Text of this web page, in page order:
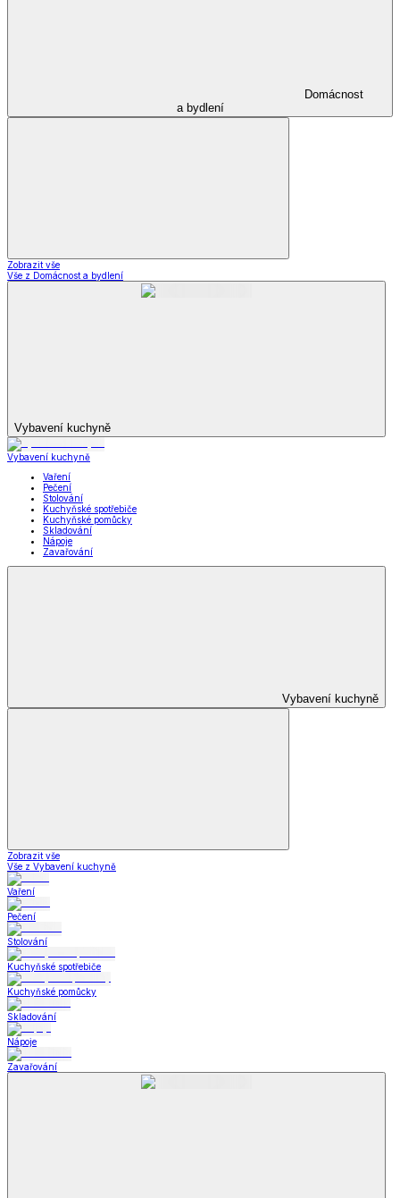
Domácnost
a bydlení
Zobrazit vše
Vše z Domácnost a bydlení
Vybavení kuchyně
Vybavení kuchyně
Vaření
Pečení
Stolování
Kuchyňské spotřebiče
Kuchyňské pomůcky
Skladování
Nápoje
Zavařování
Vybavení kuchyně
Zobrazit vše
Vše z Vybavení kuchyně
Vaření
Pečení
Stolování
Kuchyňské spotřebiče
Kuchyňské pomůcky
Skladování
Nápoje
Zavařování